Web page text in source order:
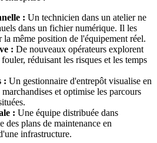
: Un technicien dans un atelier ne
dans un fichier numérique. Il les
même position de l'équipement réel.
: De nouveaux opérateurs explorent
réduisant les risques et les temps
: Un gestionnaire d'entrepôt visualise en
et optimise les parcours
: Une équipe distribuée dans
des plans de maintenance en
infrastructure.